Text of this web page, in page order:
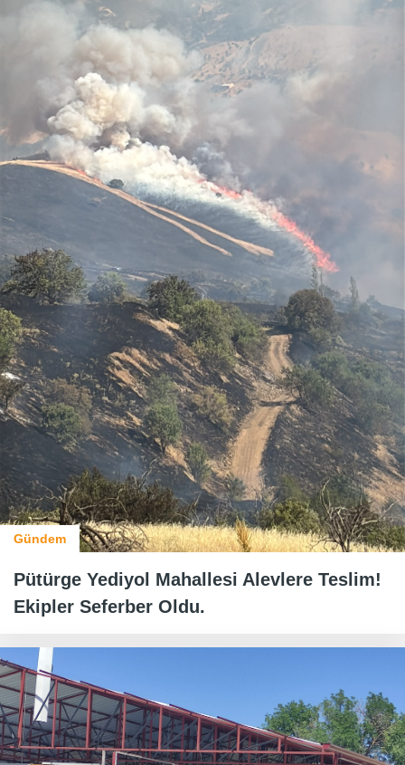
Gündem
Pütürge Yediyol Mahallesi Alevlere Teslim!
Ekipler Seferber Oldu.